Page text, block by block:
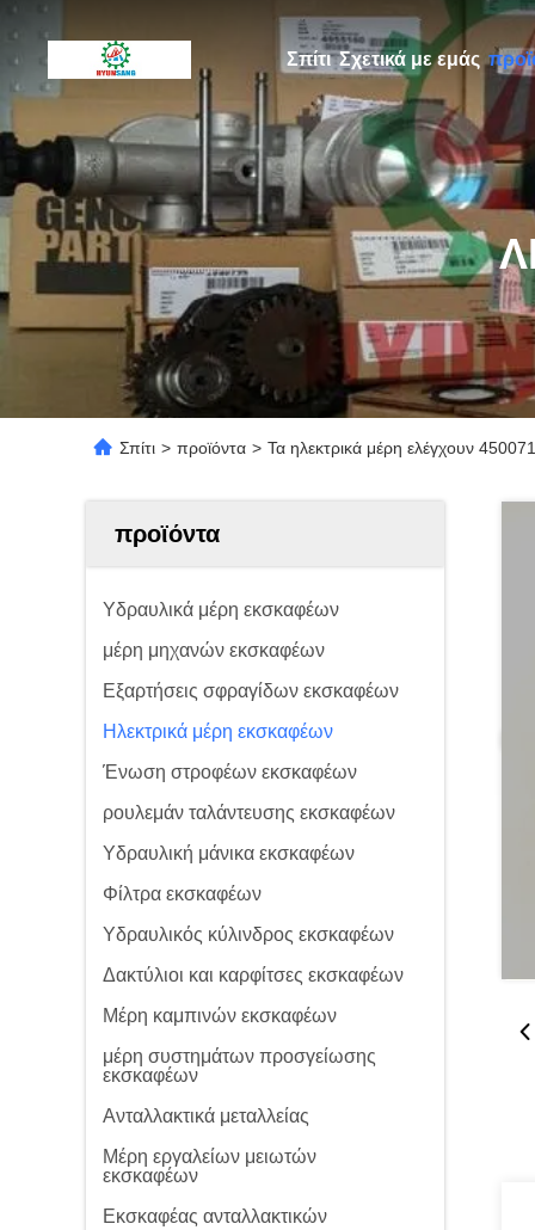
Σπίτι Σχετικά με εμάς
Σπίτι > προϊόντα > Τα ηλεκτρικά μέρη ελέγχουν
προϊόντα
Υδραυλικά μέρη εκσκαφέων
μέρη μηχανών εκσκαφέων
Εξαρτήσεις σφραγίδων εκσκαφέων
Ηλεκτρικά μέρη εκσκαφέων
Ένωση στροφέων εκσκαφέων
ρουλεμάν ταλάντευσης εκσκαφέων
Υδραυλική μάνικα εκσκαφέων
Φίλτρα εκσκαφέων
Υδραυλικός κύλινδρος εκσκαφέων
Δακτύλιοι και καρφίτσες εκσκαφέων
Μέρη καμπινών εκσκαφέων
μέρη συστημάτων προσγείωσης
εκσκαφέων
Ανταλλακτικά μεταλλείας
Μέρη εργαλείων μειωτών
εκσκαφέων
Εκσκαφέας ανταλλακτικών